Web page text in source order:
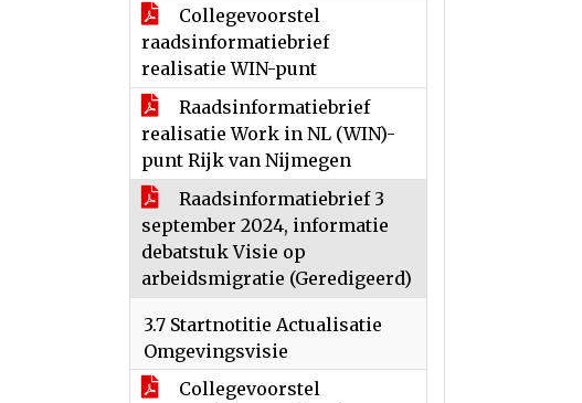
Collegevoorstel
raadsinformatiebrief
realisatie WIN-punt
Raadsinformatiebrief
realisatie Work in NL (WIN)-
punt Rijk van Nijmegen
Raadsinformatiebrief 3
september 2024, informatie
debatstuk Visie op
arbeidsmigratie (Geredigeerd)
3.7 Startnotitie Actualisatie
Omgevingsvisie
Collegevoorstel